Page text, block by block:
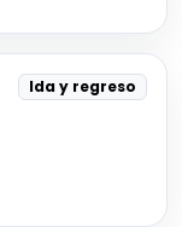
Ida y regreso